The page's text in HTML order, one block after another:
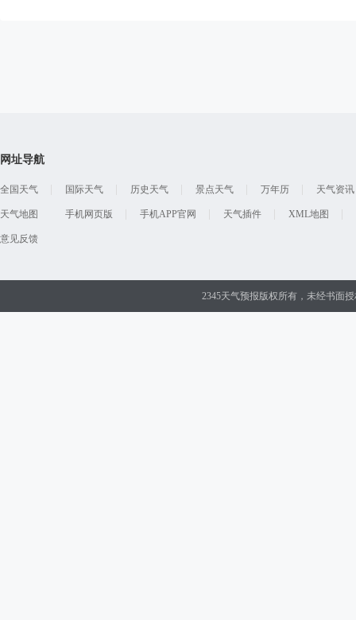
网址导航
全国天气 国际天气 历史天气 景点天气 万年历 天气资讯
天气地图 手机网页版 手机APP官网 天气插件 XML地图
意见反馈
2345天气预报版权所有，未经书面